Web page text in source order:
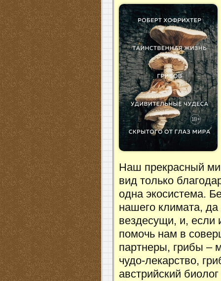
Наш прекрасный
вид только
одна экосистема.
нашего климата,
вездесущи, и, если
помочь нам в
партнеры, грибы –
чудо-лекарство,
австрийский